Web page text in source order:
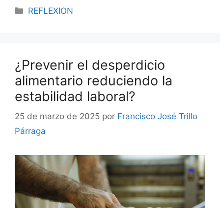
REFLEXION
¿Prevenir el desperdicio
alimentario reduciendo la
estabilidad laboral?
25 de marzo de 2025 por Francisco José Trillo
Párraga